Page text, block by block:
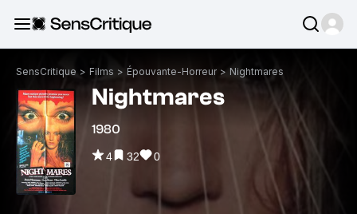
SensCritique > Films > Épouvante-Horreur > Nightmares
Nightmares
1980
4 32 0